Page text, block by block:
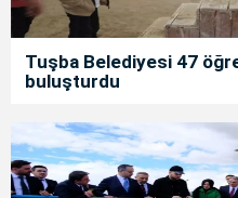
Tuşba Belediyesi 47
buluşturdu